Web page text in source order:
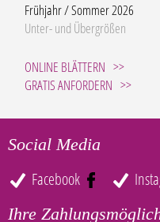
Frühjahr / Sommer 2026
Unter- und Übergrößen
ONLINE BLÄTTERN
GRATIS ANFORDERN
Social Media
Facebook
Ihre